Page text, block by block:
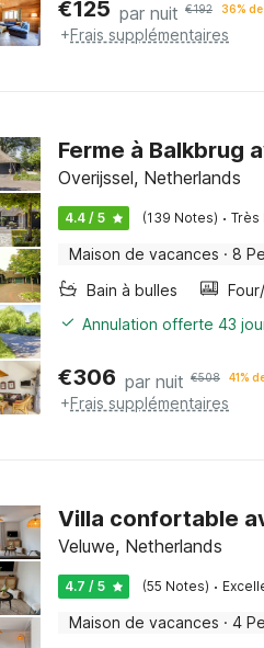
€125 par nuit €192 36%
+Frais supplémentaires
Ferme à Balkbrug
Overijssel, Netherlands
4.4 / 5 (139 Notes) · Très
Maison de vacances · 8
Bain à bulles
Annulation offerte 43
€306 par nuit €508 41%
+Frais supplémentaires
Villa confortable
Veluwe, Netherlands
4.7 / 5 (55 Notes) ·
Maison de vacances · 4